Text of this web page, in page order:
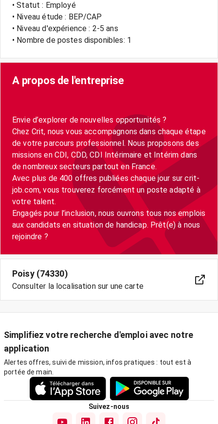
• Statut : Employé
• Niveau étude : BEP/CAP
• Niveau d'expérience : 2-5 ans
• Nombre de postes disponibles: 1
A propos de l'entreprise
Envie d’explorer de nouvelles opportunités ?
Chez Crit, nous vous accompagnons dans chaque étape
de votre parcours professionnel. Nous proposons des
missions en CDI, CDD, CDI Intérimaire et Intérim dans
de nombreux secteurs partout en France.
Avec plus de 400 offres publiées chaque jour sur crit-
job.com, vous trouverez forcément un poste adapté à
votre talent.
Engagés pour l’inclusion, nous ouvrons tous nos emplois
aux candidats en situation de handicap. Prêt(e) à nous
Poisy (74330)
Consulter la localisation sur une carte
Simplifiez votre recherche d'emploi avec notre
application
Alertes offres, suivi de mission, infos pratiques : tout est à
portée de main.
Suivez-nous